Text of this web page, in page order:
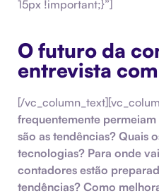
15px !important;}”]
O futuro da
entrevista
[/
frequentemente
são as tendências? Quais
tecnologias? Para onde
contadores estão
tendências? Como